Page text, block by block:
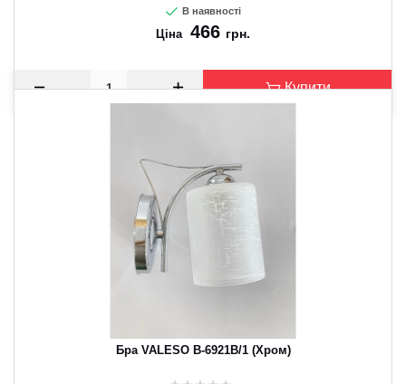
В наявності
Ціна 466 грн.
Купити
Бра VALESO B-6921B/1 (Хром)